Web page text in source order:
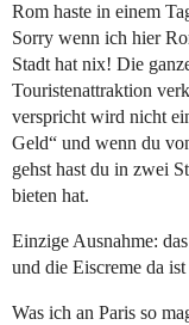
Rom haste in einem
Sorry wenn ich hier
Stadt hat nix! Die
Touristenattraktion
verspricht wird nicht
Geld“ und wenn du
gehst hast du in zwei
bieten hat.
Einzige Ausnahme:
und die Eiscreme da
Was ich an Paris so